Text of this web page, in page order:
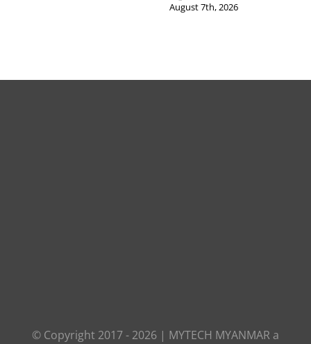
August 7th, 2026
© Copyright 2017 - 2026 | MYTECH MYANMAR a